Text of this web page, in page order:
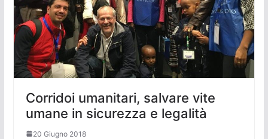
Corridoi umanitari, salvare vite
umane in sicurezza e legalità
20 Giugno 2018